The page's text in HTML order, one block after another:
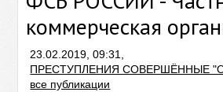
коммерческая
23.02.2019, 09:31,
ПРЕСТУПЛЕНИЯ СОВЕРШЁННЫЕ
все публикации